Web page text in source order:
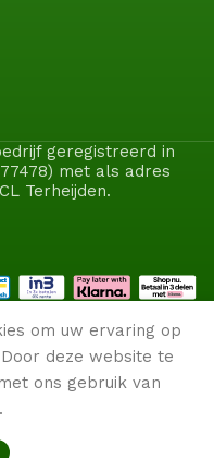
geregistreerd in
met als adres
Terheijden.
om uw ervaring op
deze website te
ons gebruik van